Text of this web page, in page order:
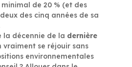
de 20 % (et des
des cinq années de sa
la décennie de la dernière
vraiment se réjouir sans
environnementales